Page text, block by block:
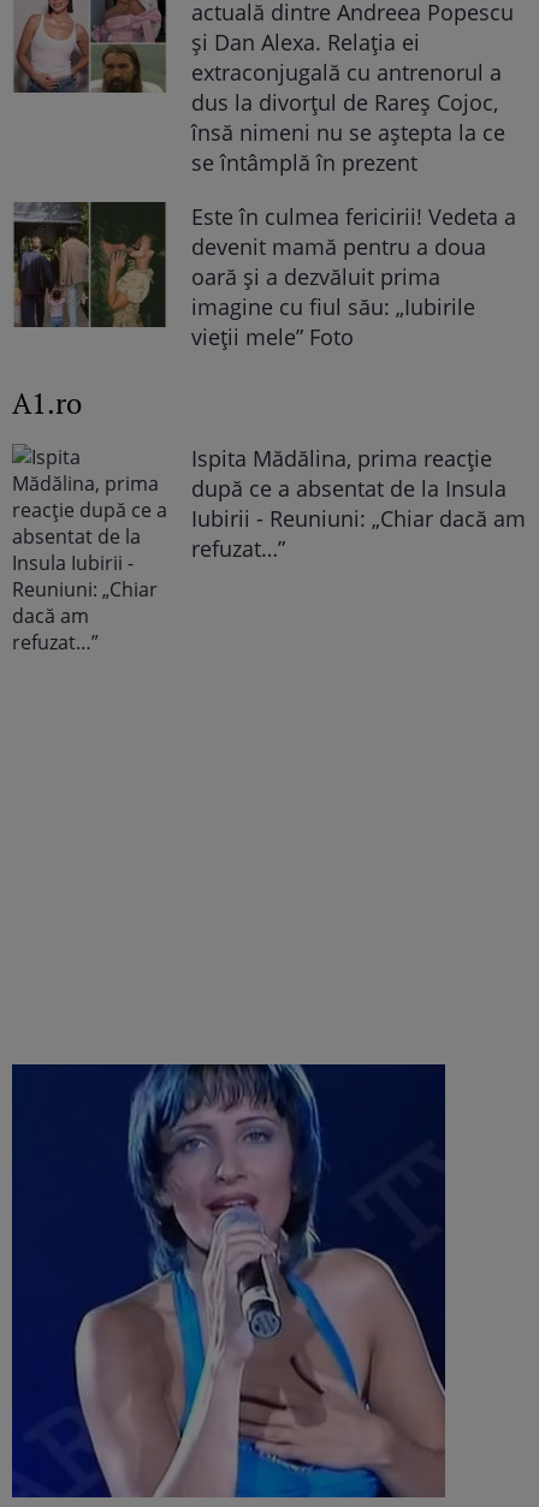
actuală dintre Andreea Popescu
și Dan Alexa. Relația ei
extraconjugală cu antrenorul a
dus la divorțul de Rareș Cojoc,
însă nimeni nu se aștepta la ce
se întâmplă în prezent
Este în culmea fericirii! Vedeta a
devenit mamă pentru a doua
oară și a dezvăluit prima
imagine cu fiul său: „Iubirile
vieții mele” Foto
A1.ro
Ispita Mădălina, prima reacție
după ce a absentat de la Insula
Iubirii - Reuniuni: „Chiar dacă am
refuzat…”